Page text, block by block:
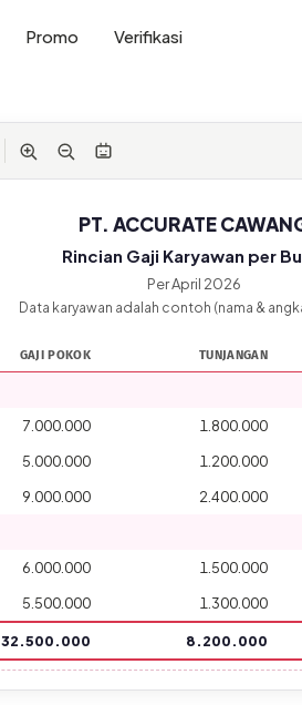
Promo Verifikasi
PT. ACCURATE
Rincian Gaji Karyawan per
Per April 2026
Data karyawan adalah contoh (nama &
GAJI POKOK TUNJANGAN
7.000.000 1.800.000
5.000.000 1.200.000
9.000.000 2.400.000
6.000.000 1.500.000
5.500.000 1.300.000
32.500.000 8.200.000